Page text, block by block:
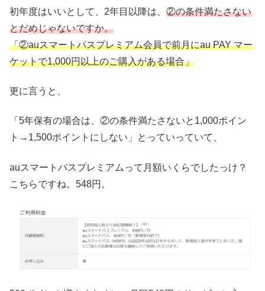
初年度はいいとして、2年目以降は、 ②の条件満たさない
とだめじゃないですか。
「②auスマートパスプレミアム会員で前月にau PAY マー
ケットで1,000円以上のご購入がある場合」
更に言うと、
「5年保有の場合は、②の条件満たさないと1,000ポイン
ト→1,500ポイントにしない」とっていっていて、
auスマートパスプレミアムって月額いくらでしたっけ？
こちらですね。548円。